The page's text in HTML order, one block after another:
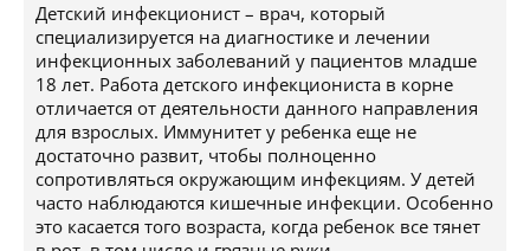
Детский инфекционист – врач, который
специализируется на диагностике и лечении
инфекционных заболеваний у пациентов младше
18 лет. Работа детского инфекциониста в корне
отличается от деятельности данного направления
для взрослых. Иммунитет у ребенка еще не
достаточно развит, чтобы полноценно
сопротивляться окружающим инфекциям. У детей
часто наблюдаются кишечные инфекции. Особенно
это касается того возраста, когда ребенок все тянет